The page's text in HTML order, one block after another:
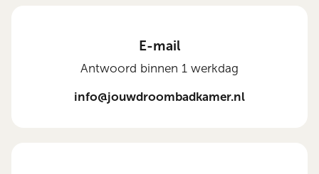
E-mail
Antwoord binnen 1 werkdag
info@jouwdroombadkamer.nl